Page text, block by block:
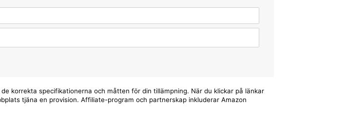
korrekta specifikationerna och måtten för din tillämpning. När du klickar på länkar
tjäna en provision. Affiliate-program och partnerskap inkluderar Amazon